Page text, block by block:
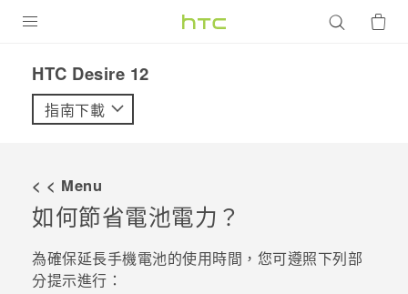
VIVE
配件
優惠專區
HTC Desire 12‎
指南下載
< < Menu
如何節省電池電力？
為確保延長手機電池的使用時間，您可遵照下列部
分提示進行：